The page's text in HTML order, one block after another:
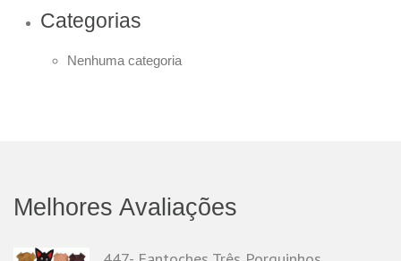
Categorias
Nenhuma categoria
Melhores Avaliações